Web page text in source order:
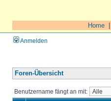
Home
Anmelden
Foren-Übersicht
Benutzername fängt an mit: